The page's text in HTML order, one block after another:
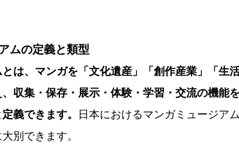
ムの定義と類型
は、マンガを「文化遺産」「創作産業」「生
収集・保存・展示・体験・学習・交流の機能
義できます。
日本におけるマンガミュージア
別できます。